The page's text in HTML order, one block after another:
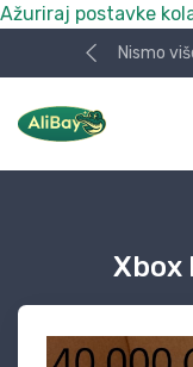
Ažuriraj postavke
Nismo
Xbox